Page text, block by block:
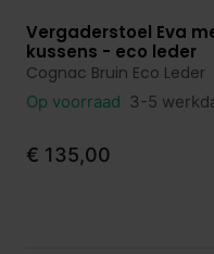
Bekijk product
Vergaderstoel Eva
kussens - eco leder
Cognac Bruin Eco Leder
Op voorraad 3-5
€ 135,00